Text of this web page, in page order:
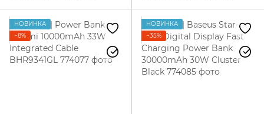
НОВИНКА
−8%
НОВИНКА
−35%